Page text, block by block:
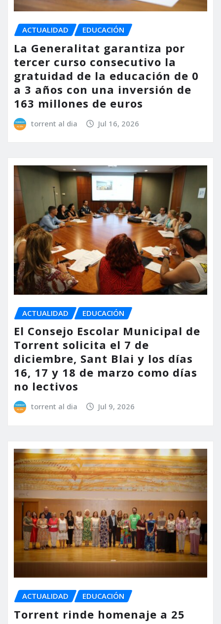
ACTUALIDAD EDUCACIÓN
La Generalitat garantiza por
tercer curso consecutivo la
gratuidad de la educación de 0
a 3 años con una inversión de
163 millones de euros
torrent al dia Jul 16, 2026
ACTUALIDAD EDUCACIÓN
El Consejo Escolar Municipal de
Torrent solicita el 7 de
diciembre, Sant Blai y los días
16, 17 y 18 de marzo como días
no lectivos
torrent al dia Jul 9, 2026
ACTUALIDAD EDUCACIÓN
Torrent rinde homenaje a 25